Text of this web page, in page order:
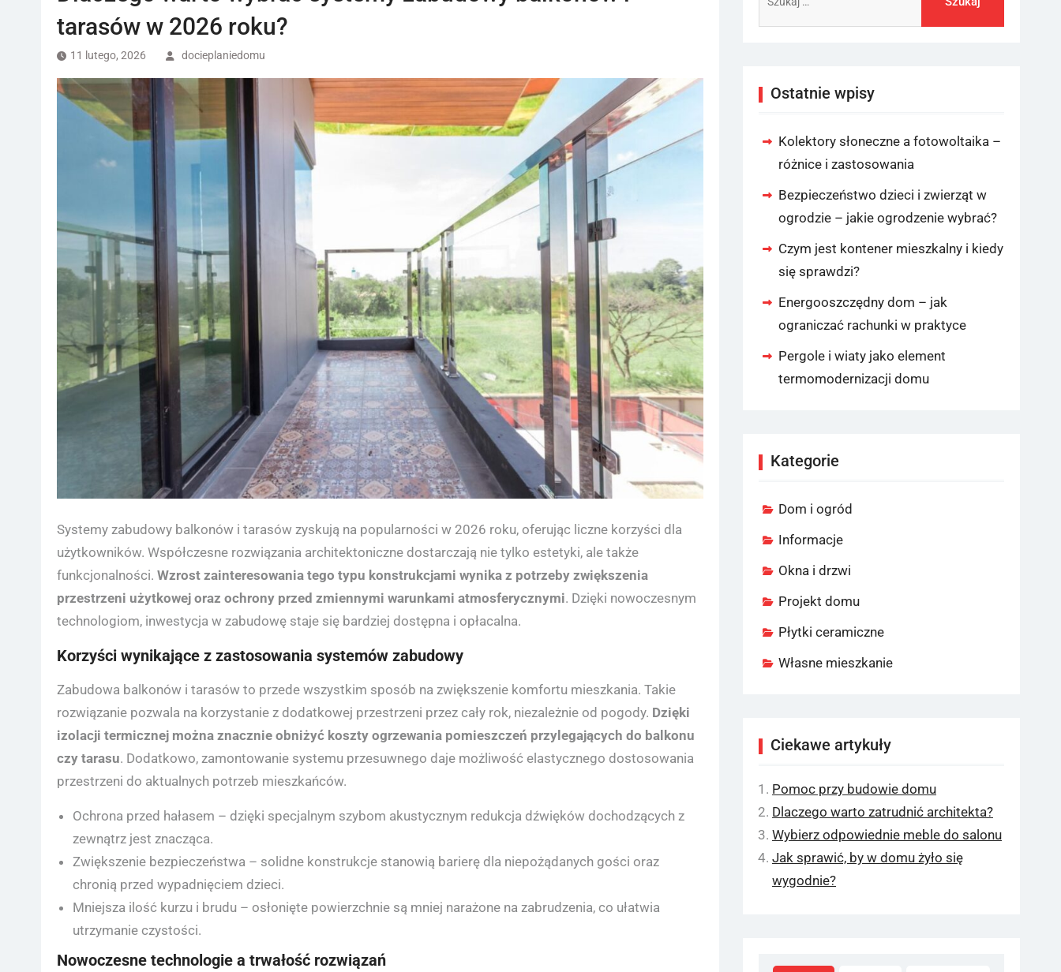
tarasów w 2026 roku?
11 lutego, 2026 docieplaniedomu
Systemy zabudowy balkonów i tarasów zyskują na popularności w 2026 roku, oferując liczne korzyści dla
użytkowników. Współczesne rozwiązania architektoniczne dostarczają nie tylko estetyki, ale także
funkcjonalności. Wzrost zainteresowania tego typu konstrukcjami wynika z potrzeby zwiększenia
przestrzeni użytkowej oraz ochrony przed zmiennymi warunkami atmosferycznymi. Dzięki nowoczesnym
technologiom, inwestycja w zabudowę staje się bardziej dostępna i opłacalna.
Korzyści wynikające z zastosowania systemów zabudowy
Zabudowa balkonów i tarasów to przede wszystkim sposób na zwiększenie komfortu mieszkania. Takie
rozwiązanie pozwala na korzystanie z dodatkowej przestrzeni przez cały rok, niezależnie od pogody. Dzięki
izolacji termicznej można znacznie obniżyć koszty ogrzewania pomieszczeń przylegających do balkonu
czy tarasu. Dodatkowo, zamontowanie systemu przesuwnego daje możliwość elastycznego dostosowania
przestrzeni do aktualnych potrzeb mieszkańców.
Ochrona przed hałasem – dzięki specjalnym szybom akustycznym redukcja dźwięków dochodzących z
zewnątrz jest znacząca.
Zwiększenie bezpieczeństwa – solidne konstrukcje stanowią barierę dla niepożądanych gości oraz
chronią przed wypadnięciem dzieci.
Mniejsza ilość kurzu i brudu – osłonięte powierzchnie są mniej narażone na zabrudzenia, co ułatwia
utrzymanie czystości.
Nowoczesne technologie a trwałość rozwiązań
Ostatnie wpisy
Kolektory słoneczne a fotowoltaika –
różnice i zastosowania
Bezpieczeństwo dzieci i zwierząt w
ogrodzie – jakie ogrodzenie wybrać?
Czym jest kontener mieszkalny i kiedy
się sprawdzi?
Energooszczędny dom – jak
ograniczać rachunki w praktyce
Pergole i wiaty jako element
termomodernizacji domu
Kategorie
Dom i ogród
Informacje
Okna i drzwi
Projekt domu
Płytki ceramiczne
Własne mieszkanie
Ciekawe artykuły
Pomoc przy budowie domu
Dlaczego warto zatrudnić architekta?
Wybierz odpowiednie meble do salonu
Jak sprawić, by w domu żyło się
wygodnie?